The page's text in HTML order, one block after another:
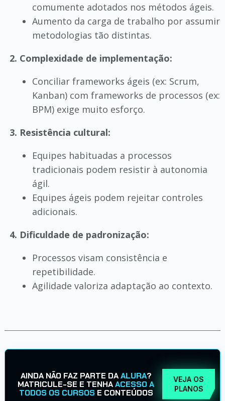
comumente adotados nos métodos ágeis.
Aumento da carga de trabalho por assumir
metodologias tão distintas.
2. Complexidade de implementação:
Conciliar frameworks ágeis (ex: Scrum,
Kanban) com frameworks de processos (ex:
BPM) exige muito esforço.
3. Resistência cultural:
Equipes habituadas a processos
tradicionais podem resistir à autonomia
ágil.
Equipes ágeis podem rejeitar controles
adicionais.
4. Dificuldade de padronização:
Processos visam consistência e
repetibilidade.
Agilidade valoriza adaptação ao contexto.
AINDA NÃO FAZ PARTE DAALURA?
MATRICULE-SE E TENHAACESSO A
TODOS OS CURSOS E CONTEÚDOS
VEJA OS
PLANOS